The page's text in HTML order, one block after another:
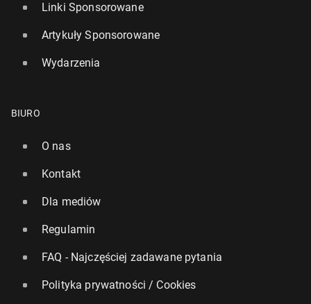
Linki Sponsorowane
Artykuły Sponsorowane
Wydarzenia
BIURO
O nas
Kontakt
Dla mediów
Regulamin
FAQ - Najczęściej zadawane pytania
Polityka prywatności / Cookies